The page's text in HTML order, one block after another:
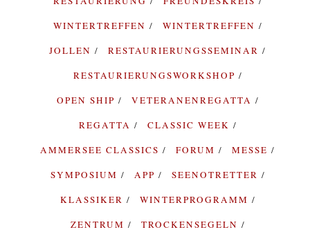
WINTERTREFFEN
WINTERTREFFEN
JOLLEN
RESTAURIERUNGSSEMINAR
RESTAURIERUNGSWORKSHOP
OPEN SHIP
VETERANENREGATTA
REGATTA
CLASSIC WEEK
AMMERSEE CLASSICS
FORUM
MESSE
SYMPOSIUM
APP
SEENOTRETTER
KLASSIKER
WINTERPROGRAMM
ZENTRUM
TROCKENSEGELN